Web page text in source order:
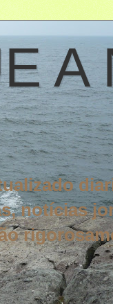
A
notícias